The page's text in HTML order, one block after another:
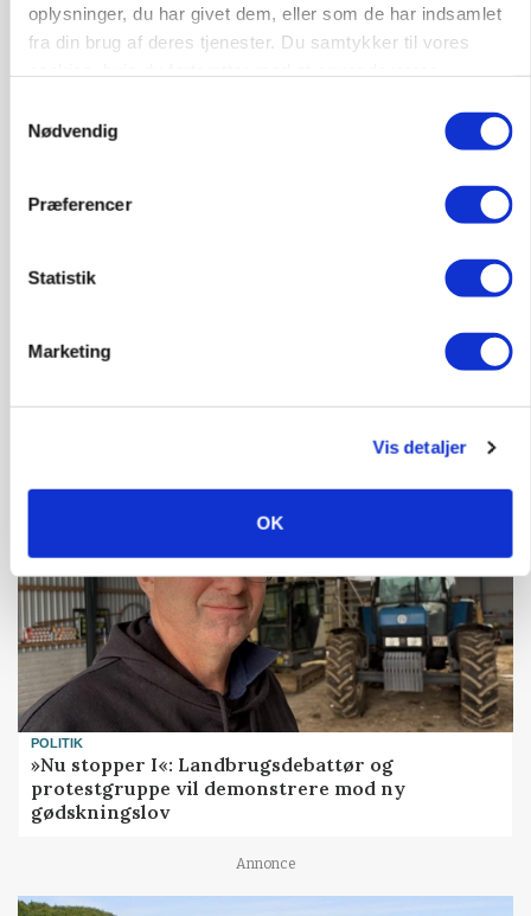
oplysninger, du har givet dem, eller som de har indsamlet
fra din brug af deres tjenester. Du samtykker til vores
Nødvendig
Præferencer
Statistik
Marketing
Vis detaljer
OK
Rådgiver om DB-Tjek: Små justeringer kan give
store besparelser
POLITIK
»Nu stopper I«: Landbrugsdebattør og
protestgruppe vil demonstrere mod ny
gødskningslov
Annonce